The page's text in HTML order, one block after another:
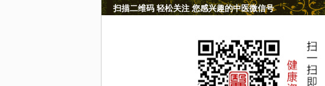
扫描二维码 轻松关注 您感兴趣的中医微信号